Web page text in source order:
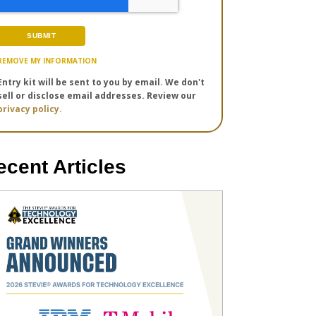
MY INFORMATION
kit will be sent to you by email. We don't
or disclose email addresses. Review our
policy.
Articles